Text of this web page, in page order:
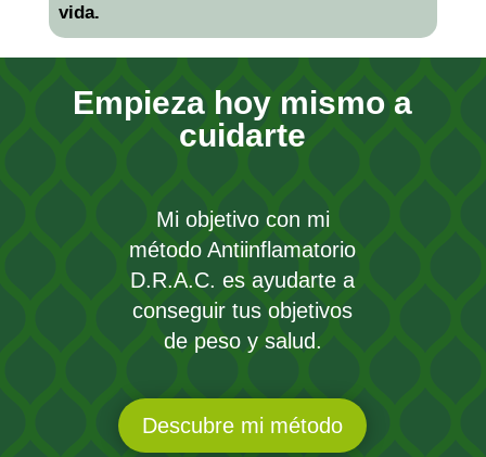
vida.
Empieza hoy mismo a
cuidarte
Mi objetivo con mi
método Antiinflamatorio
D.R.A.C. es ayudarte a
conseguir tus objetivos
de peso y salud.
Descubre mi método